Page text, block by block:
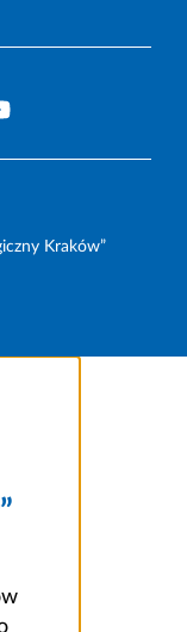
Kraków”